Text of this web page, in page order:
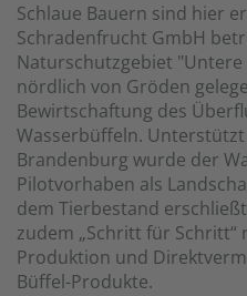
Schlaue Bauern sind hier
Schradenfrucht GmbH
Naturschutzgebiet
nördlich von Gröden
Bewirtschaftung des
Wasserbüffeln.
Brandenburg wurde der
Pilotvorhaben als
dem Tierbestand
zudem „Schritt für
Produktion und
Büffel-Produkte.